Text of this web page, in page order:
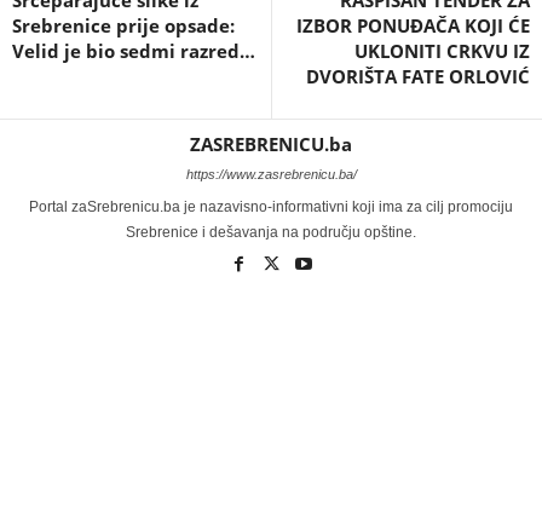
Srebrenice prije opsade:
Velid je bio sedmi razred…
IZBOR PONUĐAČA KOJI ĆE
UKLONITI CRKVU IZ
DVORIŠTA FATE ORLOVIĆ
ZASREBRENICU.ba
https://www.zasrebrenicu.ba/
Portal zaSrebrenicu.ba je nazavisno-informativni koji ima za cilj promociju
Srebrenice i dešavanja na području opštine.